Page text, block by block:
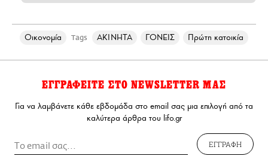
Οικονομία Tags ΑΚΙΝΗΤΑ ΓΟΝΕΙΣ Πρώτη κατοικία
ΕΓΓΡΑΦΕΙΤΕ ΣΤΟ NEWSLETTER ΜΑΣ
Για να λαμβάνετε κάθε εβδομάδα στο email σας μια επιλογή από τα
καλύτερα άρθρα του lifo.gr
ΕΓΓΡΑΦΗ